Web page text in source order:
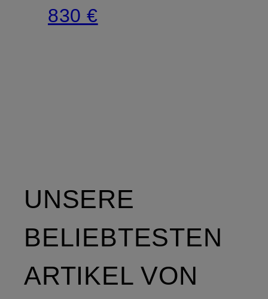
830 €
UNSERE
BELIEBTESTEN
ARTIKEL VON